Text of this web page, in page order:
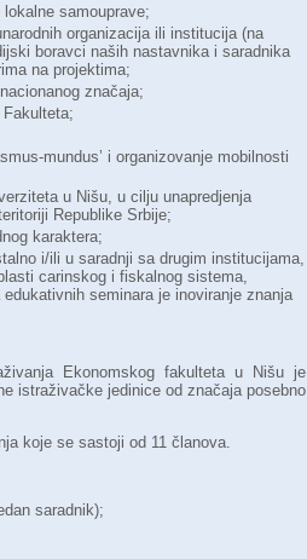
samouprave;
organizacija ili institucija (na
boravci naših nastavnika i saradnika
na projektima;
značaja;
mundus’ i organizovanje mobilnosti
u Nišu, u cilju unapredjenja
Republike Srbije;
karaktera;
i/ili u saradnji sa drugim institucijama,
carinskog i fiskalnog sistema,
seminara je inoviranje znanja
Ekonomskog fakulteta u Nišu je
istraživačke jedinice od značaja posebno
koje se sastoji od 11 članova.
saradnik);